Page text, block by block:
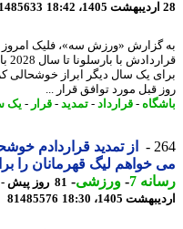
81485633
«ورزش سه»، فلیک امروز از
قراردادش با
یک سال دیگر ابراز خوشحالی کرد.
قبل مورد توافق قرار ...
-قرارداد -تمدید-قرار - یک سال
از تمدید قراردادم
خواهم لیگ قهرمانان را برای
7
-ورزشی-
1405، 18:30
81485576